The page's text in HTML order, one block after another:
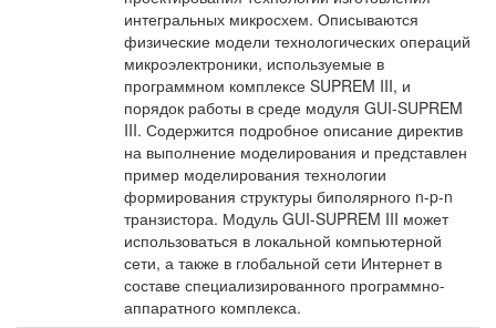
интегральных микросхем. Описываются
физические модели технологических операций
микроэлектроники, используемые в
программном комплексе SUPREM III, и
порядок работы в среде модуля GUI-SUPREM
III. Содержится подробное описание директив
на выполнение моделирования и представлен
пример моделирования технологии
формирования структуры биполярного n-p-n
транзистора. Модуль GUI-SUPREM III может
использоваться в локальной компьютерной
сети, а также в глобальной сети Интернет в
составе специализированного программно-
аппаратного комплекса.